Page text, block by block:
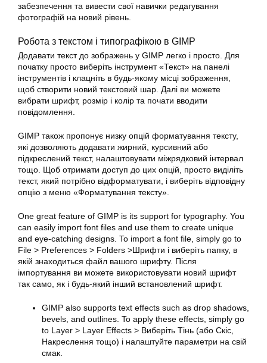
забезпечення та вивести свої навички редагування
фотографій на новий рівень.
Робота з текстом і типографікою в GIMP
Додавати текст до зображень у GIMP легко і просто. Для
початку просто виберіть інструмент «Текст» на панелі
інструментів і клацніть в будь-якому місці зображення,
щоб створити новий текстовий шар. Далі ви можете
вибрати шрифт, розмір і колір та почати вводити
повідомлення.
GIMP також пропонує низку опцій форматування тексту,
які дозволяють додавати жирний, курсивний або
підкреслений текст, налаштовувати міжрядковий інтервал
тощо. Щоб отримати доступ до цих опцій, просто виділіть
текст, який потрібно відформатувати, і виберіть відповідну
опцію з меню «Форматування тексту».
One great feature of GIMP is its support for typography. You
can easily import font files and use them to create unique
and eye-catching designs. To import a font file, simply go to
File > Preferences > Folders >Шрифти і виберіть папку, в
якій знаходиться файл вашого шрифту. Після
імпортування ви можете використовувати новий шрифт
так само, як і будь-який інший встановлений шрифт.
GIMP also supports text effects such as drop shadows,
bevels, and outlines. To apply these effects, simply go
to Layer > Layer Effects > Виберіть Тінь (або Скіс,
Накреслення тощо) і налаштуйте параметри на свій
смак.